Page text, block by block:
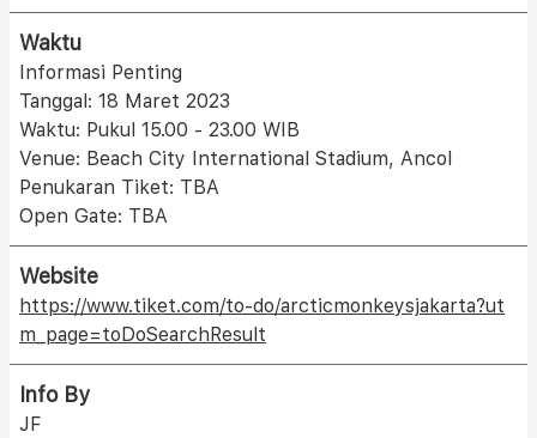
Waktu
Informasi Penting
Tanggal: 18 Maret 2023
Waktu: Pukul 15.00 - 23.00 WIB
Venue: Beach City International Stadium, Ancol
Penukaran Tiket: TBA
Open Gate: TBA
Website
https://www.tiket.com/to-do/arcticmonkeysjakarta?ut
m_page=toDoSearchResult
Info By
JF